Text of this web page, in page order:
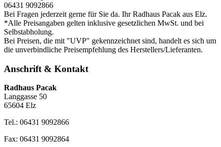
06431 9092866
Bei Fragen jederzeit gerne für Sie da. Ihr Radhaus Pacak aus Elz.
*Alle Preisangaben gelten inklusive gesetzlichen MwSt. und bei
Selbstabholung.
Bei Preisen, die mit "UVP" gekennzeichnet sind, handelt es sich um
die unverbindliche Preisempfehlung des Herstellers/Lieferanten.
Anschrift & Kontakt
Radhaus Pacak
Langgasse 50
65604 Elz
Tel.: 06431 9092866
Fax: 06431 9092864